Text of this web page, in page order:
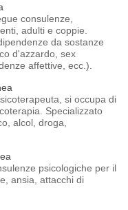
consulenze,
adulti e coppie.
da sostanze
d'azzardo, sex
affettive, ecc.).
si occupa di
Specializzato
alcol, droga,
psicologiche per il
ansia, attacchi di